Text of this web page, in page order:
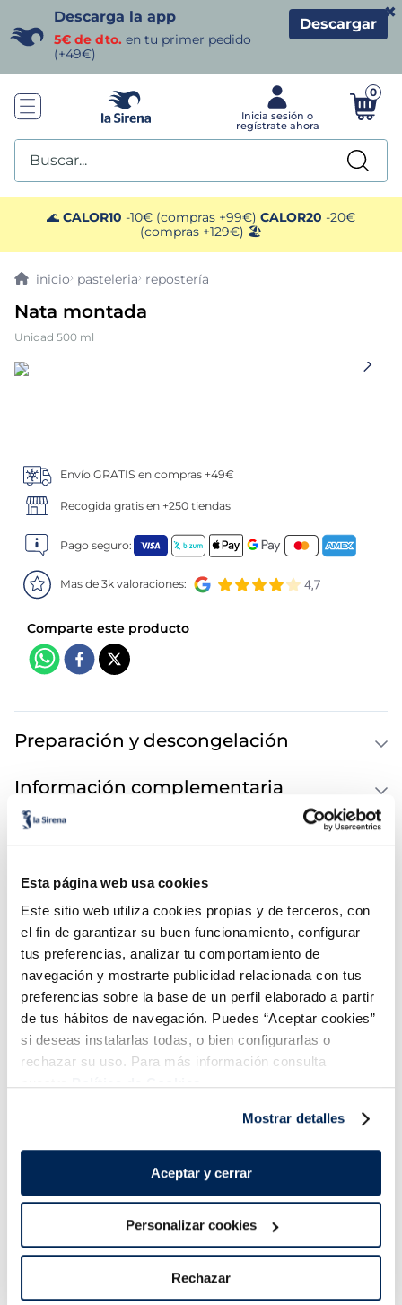
Esta página web usa cookies
Este sitio web utiliza cookies propias y de terceros, con
el fin de garantizar su buen funcionamiento, configurar
tus preferencias, analizar tu comportamiento de
navegación y mostrarte publicidad relacionada con tus
preferencias sobre la base de un perfil elaborado a partir
de tus hábitos de navegación. Puedes “Aceptar cookies”
si deseas instalarlas todas, o bien configurarlas o
rechazar su uso. Para más información consulta
Mostrar detalles
Aceptar y cerrar
Personalizar cookies
Rechazar
Descarga la app
5€ de dto. en tu primer pedido
(+49€)
Descargar
×
0
Buscar...
🌊 CALOR10 -10€ (compras +99€) CALOR20 -20€
(compras +129€) 🏖️
pasteleria repostería
Nata montada
Unidad 500 ml
Envío GRATIS en compras +49€
Recogida gratis en +250 tiendas
Pago seguro:
Mas de 3k valoraciones:
Preparación y descongelación
Información complementaria
Información Nutricional
TÉRMINOS MÁS BUSCADOS
1. helados sirena
3 patatas
6. croquetas
. canelones
10. pollo